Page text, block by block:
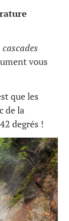
cascades
vous
que les
de la
degrés !